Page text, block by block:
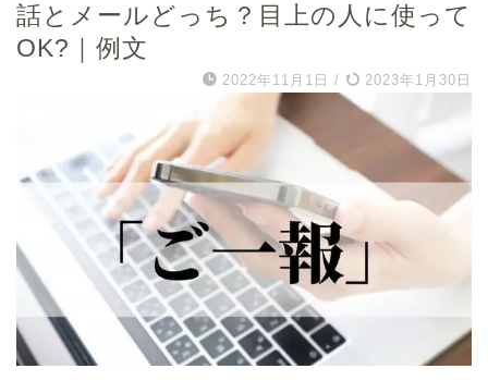
話とメールどっち？目上の人に使って
OK?｜例文
2022年11月1日 / 2023年1月30日